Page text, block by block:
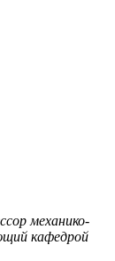
механико-
кафедрой